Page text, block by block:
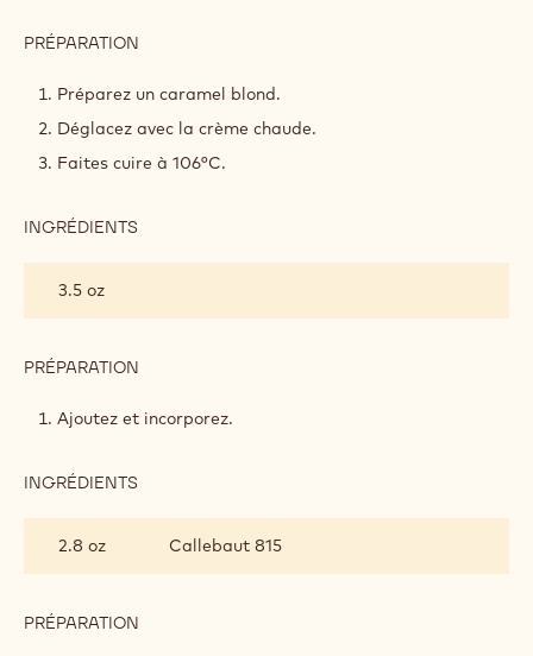
PRÉPARATION
AU
Préparez un caramel blond.
Déglacez avec la crème chaude.
Faites cuire à 106°C.
INGRÉDIENTS
3.5 oz
PRÉPARATION
AU
CHOCOLAT
Ajoutez et incorporez.
INGRÉDIENTS
CHOCOLAT
2.8 oz Callebaut 815
PRÉPARATION